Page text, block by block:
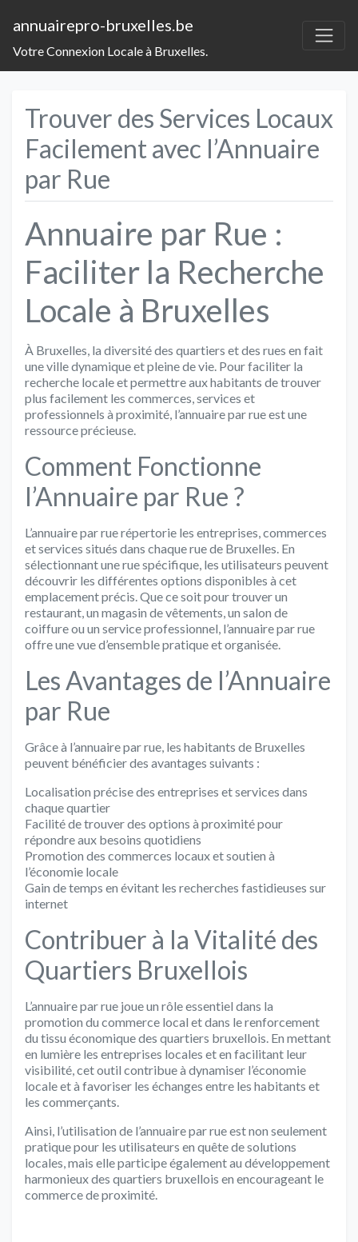
annuairepro-bruxelles.be
Votre Connexion Locale à Bruxelles.
Trouver des Services Locaux
Facilement avec l’Annuaire
par Rue
Annuaire par Rue :
Faciliter la Recherche
Locale à Bruxelles
À Bruxelles, la diversité des quartiers et des rues en fait
une ville dynamique et pleine de vie. Pour faciliter la
recherche locale et permettre aux habitants de trouver
plus facilement les commerces, services et
professionnels à proximité, l’annuaire par rue est une
ressource précieuse.
Comment Fonctionne
l’Annuaire par Rue ?
L’annuaire par rue répertorie les entreprises, commerces
et services situés dans chaque rue de Bruxelles. En
sélectionnant une rue spécifique, les utilisateurs peuvent
découvrir les différentes options disponibles à cet
emplacement précis. Que ce soit pour trouver un
restaurant, un magasin de vêtements, un salon de
coiffure ou un service professionnel, l’annuaire par rue
offre une vue d’ensemble pratique et organisée.
Les Avantages de l’Annuaire
par Rue
Grâce à l’annuaire par rue, les habitants de Bruxelles
peuvent bénéficier des avantages suivants :
Localisation précise des entreprises et services dans
chaque quartier
Facilité de trouver des options à proximité pour
répondre aux besoins quotidiens
Promotion des commerces locaux et soutien à
l’économie locale
Gain de temps en évitant les recherches fastidieuses sur
internet
Contribuer à la Vitalité des
Quartiers Bruxellois
L’annuaire par rue joue un rôle essentiel dans la
promotion du commerce local et dans le renforcement
du tissu économique des quartiers bruxellois. En mettant
en lumière les entreprises locales et en facilitant leur
visibilité, cet outil contribue à dynamiser l’économie
locale et à favoriser les échanges entre les habitants et
les commerçants.
Ainsi, l’utilisation de l’annuaire par rue est non seulement
pratique pour les utilisateurs en quête de solutions
locales, mais elle participe également au développement
harmonieux des quartiers bruxellois en encourageant le
commerce de proximité.